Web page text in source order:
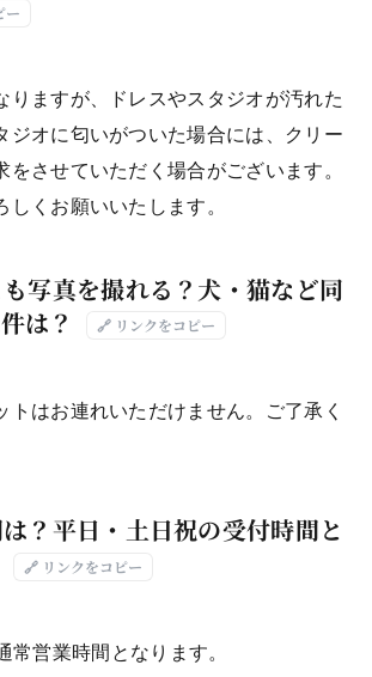
ー
りますが、ドレスやスタジオが汚れた
ジオに匂いがついた場合には、クリー
をさせていただく場合がございます。
しくお願いいたします。
写真を撮れる？犬・猫など同
は？
🔗 リンクをコピー
トはお連れいただけません。ご了承く
？平日・土日祝の受付時間と
🔗 リンクをコピー
常営業時間となります。